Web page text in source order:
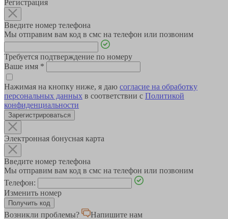
Регистрация
Введите номер телефона
Мы отправим вам код в смс на телефон или позвоним
Требуется подтверждение по номеру
Ваше имя *
Нажимая на кнопку ниже, я даю согласие на обработку
персональных данных в соответствии с Политикой
конфиденциальности
Зарегистрироваться
Электронная бонусная карта
Введите номер телефона
Мы отправим вам код в смс на телефон или позвоним
Телефон:
Изменить номер
Возникли проблемы? Напишите нам